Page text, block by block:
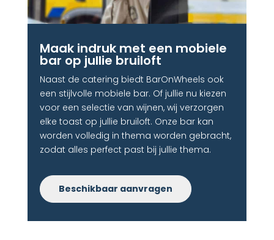
Maak indruk met een mobiele
bar op jullie bruiloft​
Naast de catering biedt BarOnWheels ook
een stijlvolle mobiele bar. Of jullie nu kiezen
voor een selectie van wijnen, wij verzorgen
elke toast op jullie bruiloft. Onze bar kan
worden volledig in thema worden gebracht,
zodat alles perfect past bij jullie thema.
Beschikbaar aanvragen